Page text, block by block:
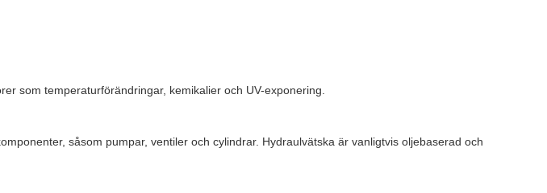
som temperaturförändringar, kemikalier och UV-exponering.
såsom pumpar, ventiler och cylindrar. Hydraulvätska är vanligtvis oljebaserad och